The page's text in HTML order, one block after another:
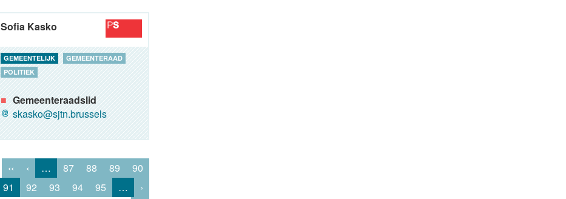
Sofia Kasko
GEMEENTELIJK
GEMEENTERAAD
POLITIEK
Gemeenteraadslid
skasko@sjtn.brussels
‹‹ ‹ … 87 88 89
90
91
92 93 94 95 …
›